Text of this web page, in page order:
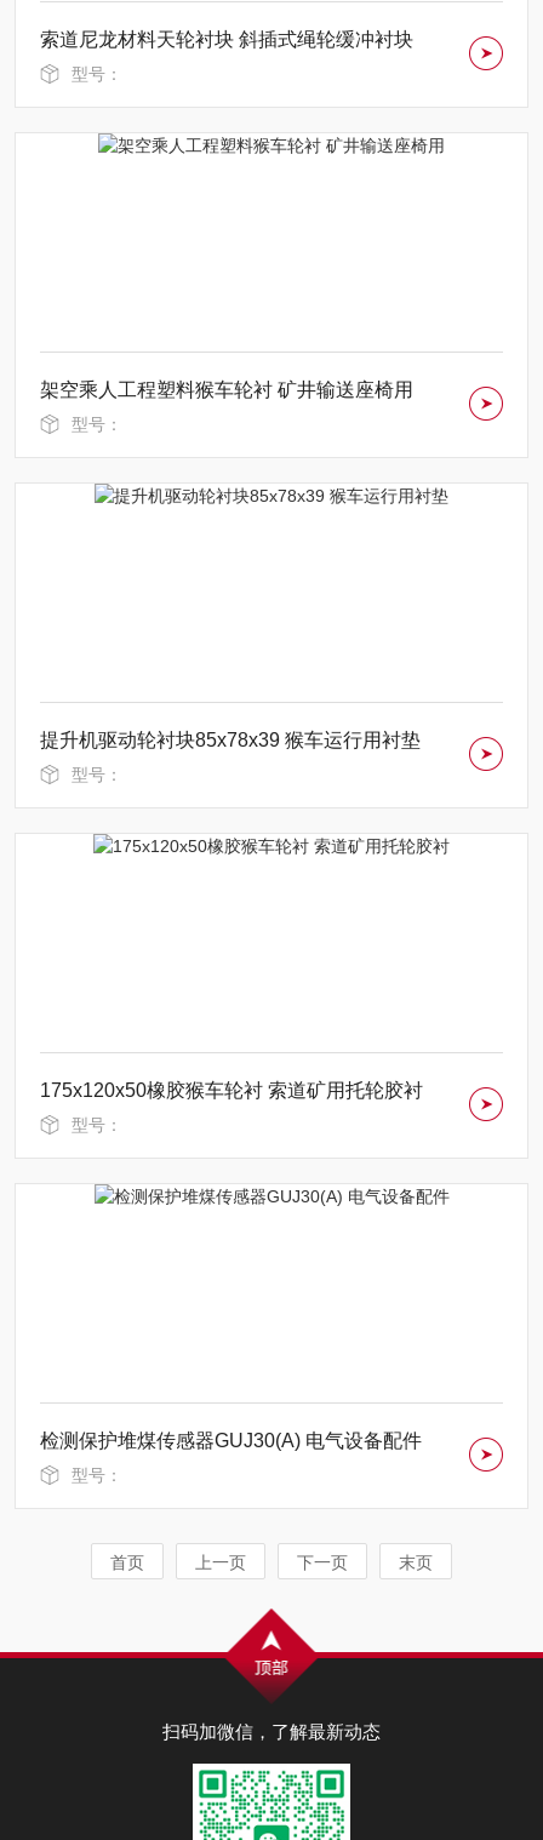
索道尼龙材料天轮衬块 斜插式绳轮缓冲衬块
型号：
架空乘人工程塑料猴车轮衬 矿井输送座椅用
型号：
提升机驱动轮衬块85x78x39 猴车运行用衬垫
型号：
175x120x50橡胶猴车轮衬 索道矿用托轮胶衬
型号：
检测保护堆煤传感器GUJ30(A) 电气设备配件
型号：
首页 上一页 下一页 末页
扫码加微信，了解最新动态